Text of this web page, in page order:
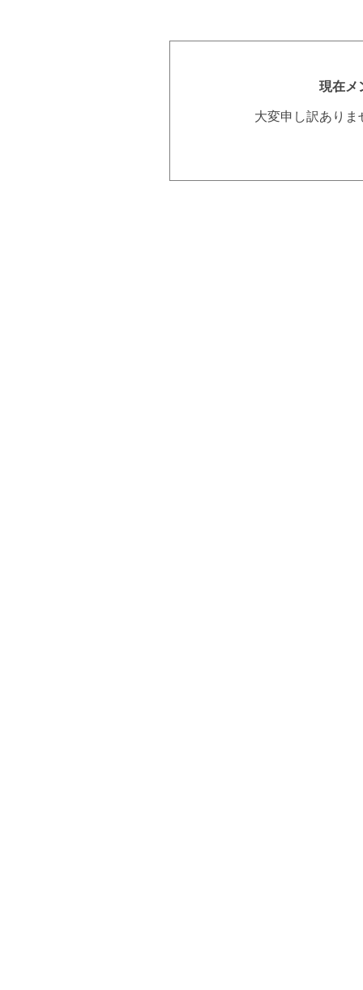
現在メ
大変申し訳あり